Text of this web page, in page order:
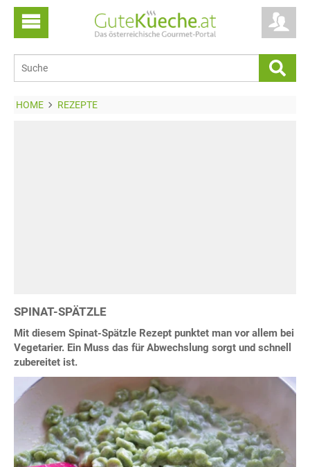
HOME REZEPTE
SPINAT-SPÄTZLE
Mit diesem Spinat-Spätzle Rezept punktet man vor allem bei
Vegetarier. Ein Muss das für Abwechslung sorgt und schnell
zubereitet ist.